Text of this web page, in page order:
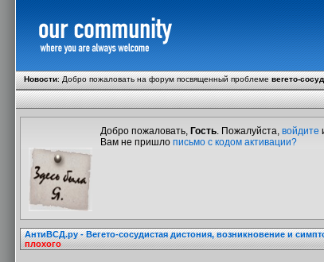
Новости:Добро пожаловать на форум посвященный проблемевегето-
Добро пожаловать, Гость. Пожалуйста, войдите
Вам не пришло письмо с кодом активации?
АнтиВСД.ру - Вегето-сосудистая дистония, возникновение и
плохого